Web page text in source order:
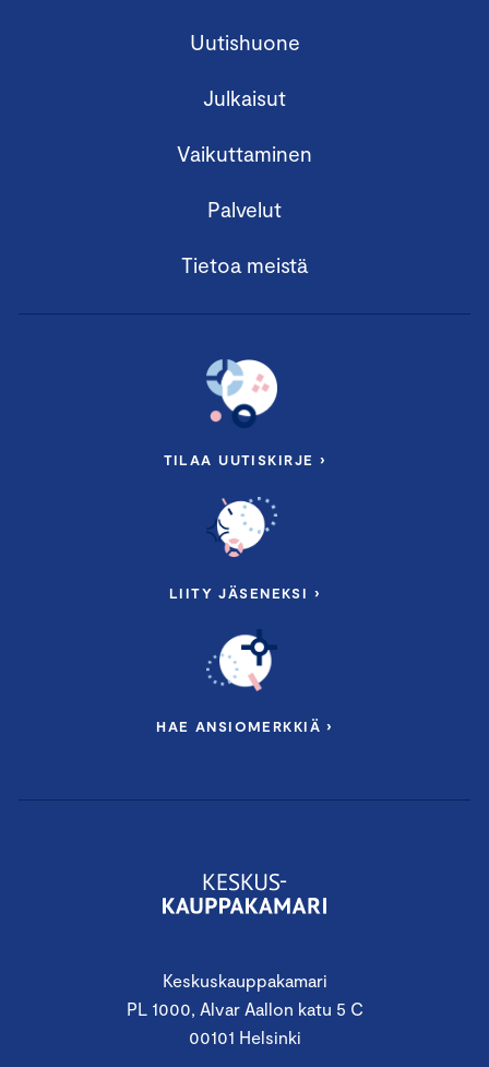
Keskuskauppakamari
PL 1000, Alvar Aallon katu 5 C
00101 Helsinki
Uutishuone
Julkaisut
Vaikuttaminen
Palvelut
Tietoa meistä
TILAA UUTISKIRJE ›
LIITY JÄSENEKSI ›
HAE ANSIOMERKKIÄ ›